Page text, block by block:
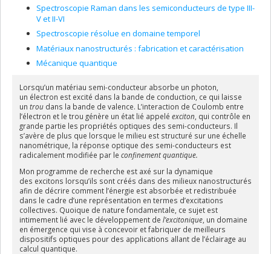
Spectroscopie Raman dans les semiconducteurs de type III-
V et II-VI
Spectroscopie résolue en domaine temporel
Matériaux nanostructurés : fabrication et caractérisation
Mécanique quantique
Lorsqu’un matériau semi-conducteur absorbe un photon,
un électron est excité dans la bande de conduction, ce qui laisse
un troudans la bande de valence. L’interaction de Coulomb entre
l’électron et le trou génère un état lié appelé exciton , qui contrôle en
grande partie les propriétés optiques des semi-conducteurs. Il
s’avère de plus que lorsque le milieu est structuré sur une échelle
nanométrique, la réponse optique des semi-conducteurs est
radicalement modifiée par le confinement quantique.
Mon programme de recherche est axé sur la dynamique
des excitons lorsqu’ils sont créés dans des milieux nanostructurés
afin de décrire comment l’énergie est absorbée et redistribuée
dans le cadre d’une représentation en termes d’excitations
collectives. Quoique de nature fondamentale, ce sujet est
intimement lié avec le développement de l’excitonique, un domaine
en émergence qui vise à concevoir et fabriquer de meilleurs
dispositifs optiques pour des applications allant de l’éclairage au
calcul quantique.